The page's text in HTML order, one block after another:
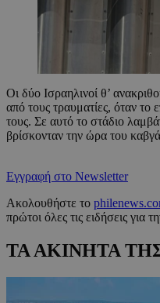
Οι δύο Ισραηλινοί θ’
από τους τραυματίες, όταν το
τους. Σε αυτό το στάδιο
βρίσκονταν την ώρα του
Εγγραφή στο Newsletter
Ακολουθήστε το
πρώτοι όλες τις ειδήσεις για
ΤΑ ΑΚΙΝΗΤΑ